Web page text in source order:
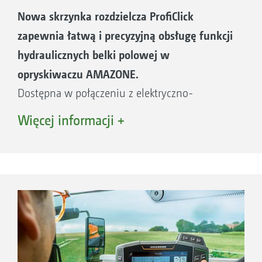
aplikacji.
Zalety:
Jednocyfrowy, kontrastowy, oświetlony
wyświetlacz
Wyłącznik główny i przełączanie sekcji
szerokości
Wskaźnik pozycji i zaryglowania belki
polowej
Licznik hektarów (całkowity i dzienny)
Przycisk +/- 10%
Nowa skrzynka rozdzielcza ProfiClick
zapewnia łatwą i precyzyjną obsługę funkcji
hydraulicznych belki polowej w
opryskiwaczu AMAZONE.
Dostępna w połączeniu z elektryczno-
hydrauliczną funkcją rozkładania belki „Profi I”.
Wszystkie elementy obsługowe ProfiClick są
do korekty pochylenia belki polowej mogą
podczas pracy być obsługiwane intuicyjnie.
Operator może wówczas koncentrować się na
perfekcyjnej jeździe.
Więcej informacji +